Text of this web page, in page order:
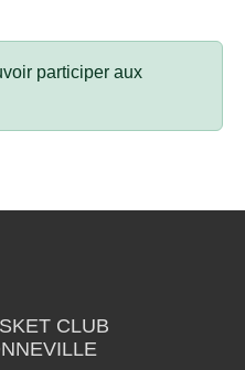
participer aux
CLUB